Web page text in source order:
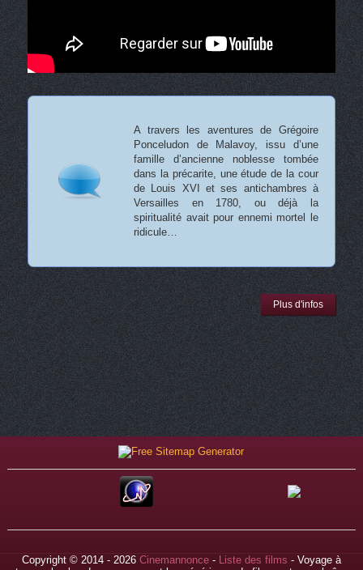
A travers les aventures de Grégoire
Ponceludon de Malavoy, issu d’une
famille d’ancienne noblesse tombée
dans la précarite, une étude de la cour
de Louis XVI et ses antichambres à
Versailles en 1780, ou déjà la
spiritualité avait pour ennemi mortel le
ridicule…
Plus d'infos
Copyright © 2014 - 2026 Cinemannonce- Liste des films - Voyage à